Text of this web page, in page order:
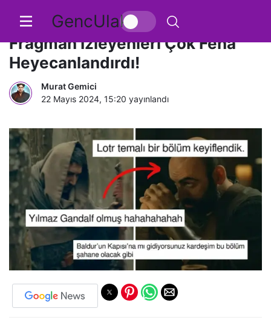
GencUlak
Gibi’nin 5. Sezonundan Gelen
Fragman İzleyenleri Çok Fena
Heyecanlandırdı!
Murat Gemici
22 Mayıs 2024, 15:20 yayınlandı